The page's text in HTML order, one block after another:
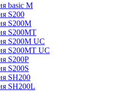
basic M
S200
S200M
S200MT
S200M UC
S200MT UC
S200P
S200S
SH200
SH200L